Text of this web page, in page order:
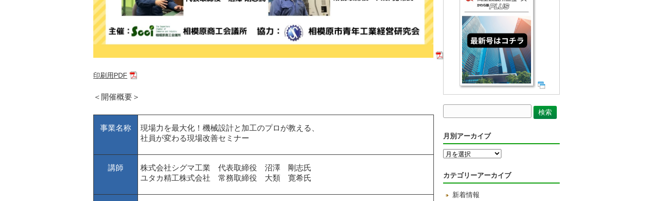
印刷用PDF
＜開催概要＞
事業名称
現場力を最大化！機械設計と加工のプロが教える、
社員が変わる現場改善セミナー
講師
株式会社シグマ工業 代表取締役 沼澤 剛志氏
ユタカ精工株式会社 常務取締役 大類 寛希氏
月別アーカイブ
月
ー
イ
カテゴリーアーカイブ
新着情報